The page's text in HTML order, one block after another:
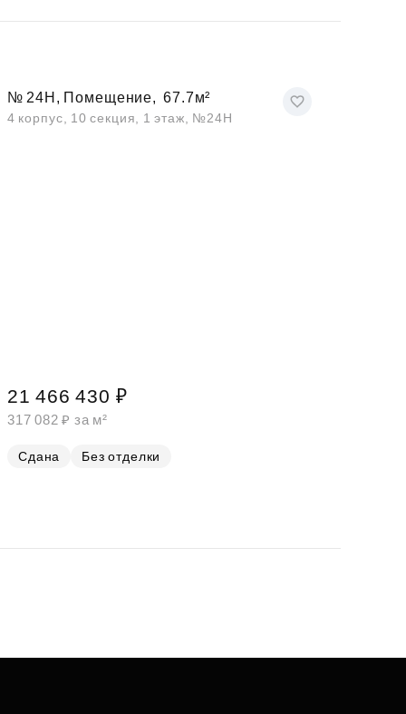
№ 24Н, Помещение, 67.7м²
4 корпус, 10 секция, 1 этаж, №24Н
Сдана Без отделки
21 466 430 ₽
317 082 ₽ за м²